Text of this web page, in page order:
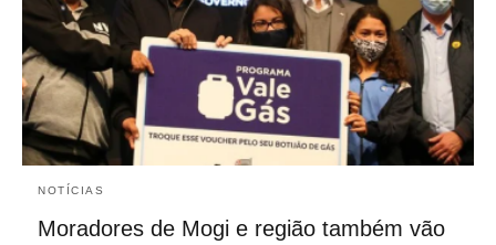
NOTÍCIAS
Moradores de Mogi e região também vão